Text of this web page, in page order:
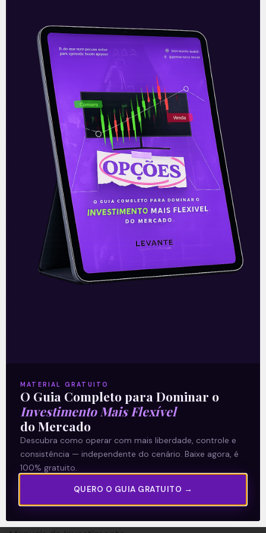
Unifique (FIQE3) anuncia mais
três aquisições
A provedora de serviços de internet,
Unifique (FIQE3), anunciou via fato
relevante a celebração de contrato de
compra de 3 provedores de internet e
ativos
Leia mais
01/10/2021
Sobre nós
Termos e Condições
Política de Privacidade
Explore
Artigos
MATERIAL GRATUITO
O Guia Completo para Dominar o
Investimento Mais Flexível
do Mercado
Descubra como operar com mais liberdade, controle e
consistência — independente do cenário. Baixe agora, é
100% gratuito.
QUERO O GUIA GRATUITO →